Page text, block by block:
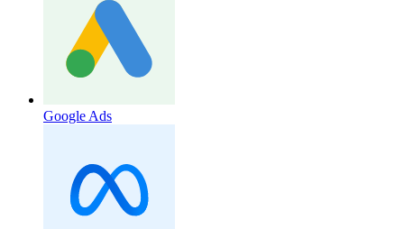
Google Ads